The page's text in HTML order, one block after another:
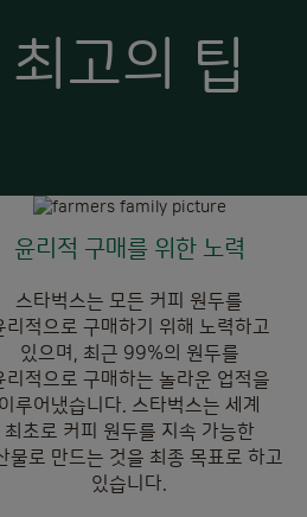
최고의 팁
윤리적 구매를 위한 노력
스타벅스는 모든 커피 원두를
리적으로 구매하기 위해 노력하고
있으며, 최근 99%의 원두를
리적으로 구매하는 놀라운 업적을
이루어냈습니다. 스타벅스는 세계
최초로 커피 원두를 지속 가능한
물로 만드는 것을 최종 목표로 하고
있습니다.